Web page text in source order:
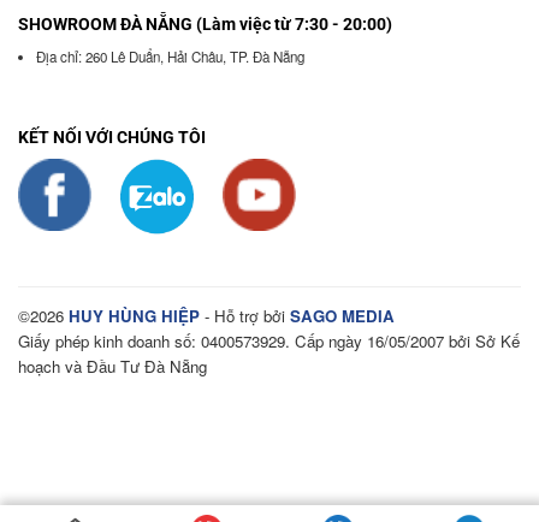
SHOWROOM ĐÀ NẴNG (Làm việc từ 7:30 - 20:00)
Địa chỉ: 260 Lê Duẩn, Hải Châu, TP. Đà Nẵng
KẾT NỐI VỚI CHÚNG TÔI
©2026 HUY HÙNG HIỆP - Hỗ trợ bởi SAGO MEDIA
Giấy phép kinh doanh số: 0400573929. Cấp ngày 16/05/2007 bởi Sở Kế
hoạch và Đầu Tư Đà Nẵng